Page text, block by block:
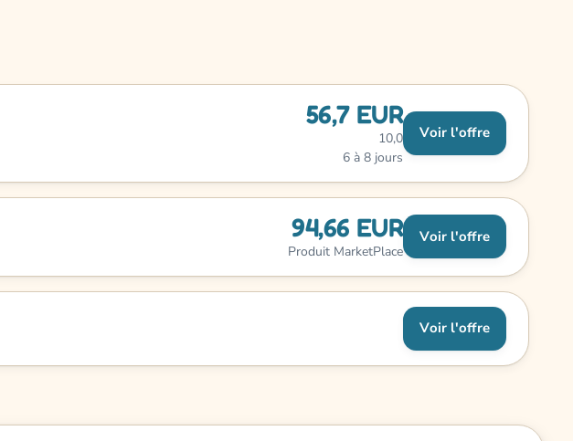
56,7 EUR
10,0
6 à 8 jours
Voir l'offre
94,66 EUR
Produit MarketPlace
Voir l'offre
Voir l'offre